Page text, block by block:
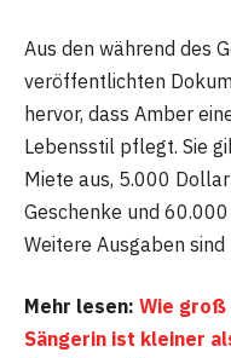
Aus den während des
veröffentlichten
hervor, dass Amber
Lebensstil pflegt. Sie
Miete aus, 5.000
Geschenke und
Weitere Ausgaben
Mehr lesen: Wie groß
Sängerin ist kleiner